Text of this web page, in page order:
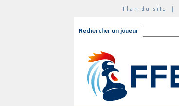
Plan du site |
Rechercher un joueur